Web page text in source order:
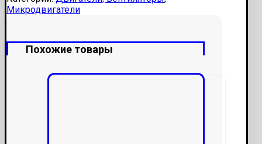
Микродвигатели
Похожие товары